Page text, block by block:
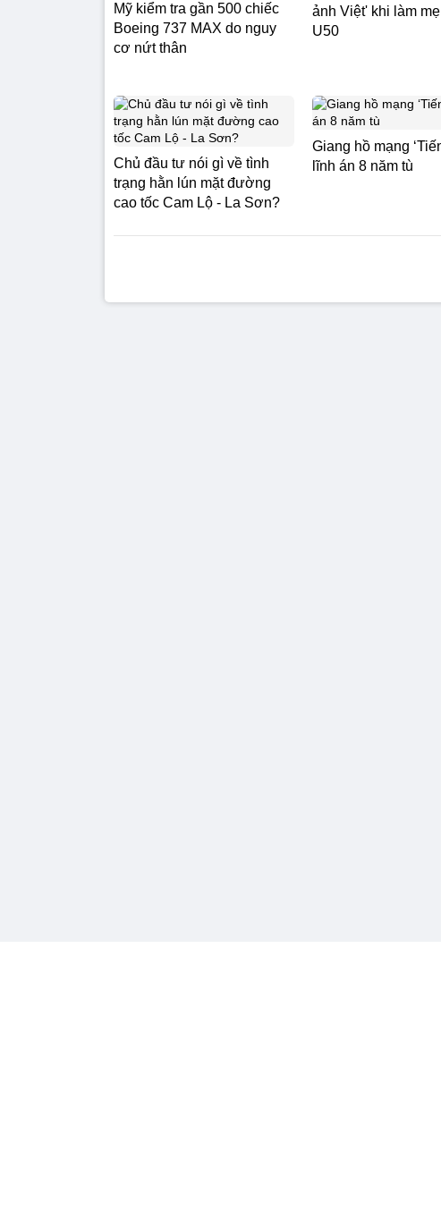
Mỹ kiểm tra gần 500 chiếc
Boeing 737 MAX do nguy
cơ nứt thân
ảnh Việt' khi làm
U50
Chủ đầu tư nói gì về tình
trạng hằn lún mặt đường
cao tốc Cam Lộ - La Sơn?
Giang hồ mạng
lĩnh án 8 năm tù